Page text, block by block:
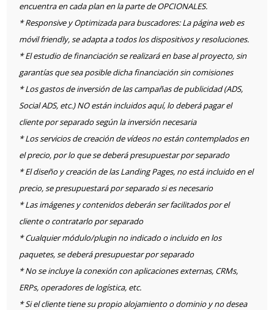
encuentra en cada plan en la parte de OPCIONALES.
* Responsive y Optimizada para buscadores: La página web es
móvil friendly, se adapta a todos los dispositivos y resoluciones.
* El estudio de financiación se realizará en base al proyecto, sin
garantías que sea posible dicha financiación sin comisiones
* Los gastos de inversión de las campañas de publicidad (ADS,
Social ADS, etc.) NO están incluidos aquí, lo deberá pagar el
cliente por separado según la inversión necesaria
* Los servicios de creación de vídeos no están contemplados en
el precio, por lo que se deberá presupuestar por separado
* El diseño y creación de las Landing Pages, no está incluido en el
precio, se presupuestará por separado si es necesario
* Las imágenes y contenidos deberán ser facilitados por el
cliente o contratarlo por separado
* Cualquier módulo/plugin no indicado o incluido en los
paquetes, se deberá presupuestar por separado
* No se incluye la conexión con aplicaciones externas, CRMs,
ERPs, operadores de logística, etc.
* Si el cliente tiene su propio alojamiento o dominio y no desea